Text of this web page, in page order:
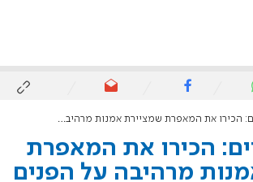
את המאפרת שמציירת אמנות מרהיבה על הפנים
הכירו את המאפרת
מרהיבה על הפנים